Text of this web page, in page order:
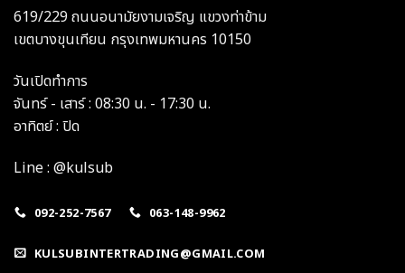
619/229 ถนนอนามัยงามเจริญ แขวงท่าข้าม
เขตบางขุนเทียน กรุงเทพมหานคร 10150
วันเปิดทำการ
จันทร์ - เสาร์ : 08:30 น. - 17:30 น.
อาทิตย์ : ปิด
Line : @kulsub
092-252-7567 063-148-9962
KULSUBINTERTRADING@GMAIL.COM